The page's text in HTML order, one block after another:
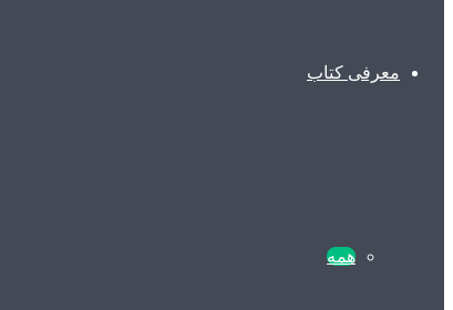
معرفی کتاب
همه